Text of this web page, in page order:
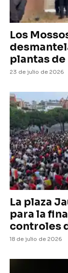
Los
plantas de
23 de julio de 2026
La plaza
para la
controles
18 de julio de 2026